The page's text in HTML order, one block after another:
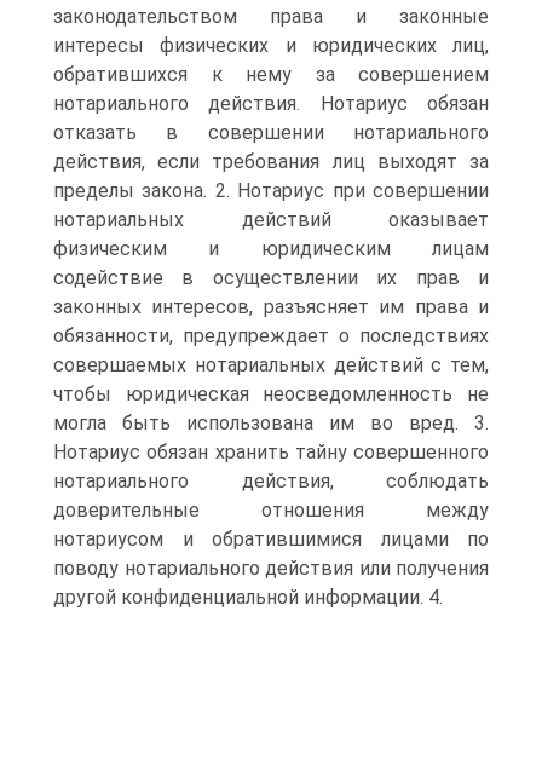
законодательством права и законные
интересы физических и юридических лиц,
обратившихся к нему за совершением
нотариального действия. Нотариус обязан
отказать в совершении нотариального
действия, если требования лиц выходят за
пределы закона. 2. Нотариус при совершении
нотариальных действий оказывает
физическим и юридическим лицам
содействие в осуществлении их прав и
законных интересов, разъясняет им права и
обязанности, предупреждает о последствиях
совершаемых нотариальных действий с тем,
чтобы юридическая неосведомленность не
могла быть использована им во вред. 3.
Нотариус обязан хранить тайну совершенного
нотариального действия, соблюдать
доверительные отношения между
нотариусом и обратившимися лицами по
поводу нотариального действия или получения
другой конфиденциальной информации. 4.